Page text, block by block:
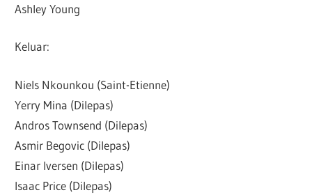
Ashley Young
Keluar:
Niels Nkounkou (Saint-Etienne)
Yerry Mina (Dilepas)
Andros Townsend (Dilepas)
Asmir Begovic (Dilepas)
Einar Iversen (Dilepas)
Isaac Price (Dilepas)